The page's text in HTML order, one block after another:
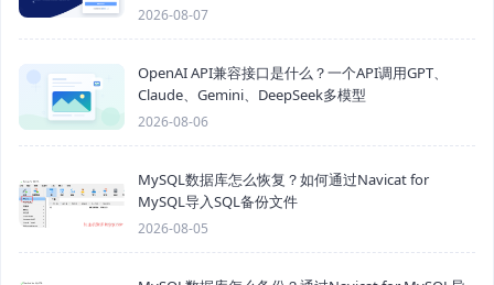
2026-08-07
OpenAI API兼容接口是什么？一个API调用GPT、
Claude、Gemini、DeepSeek多模型
2026-08-06
MySQL数据库怎么恢复？如何通过Navicat for
MySQL导入SQL备份文件
2026-08-05